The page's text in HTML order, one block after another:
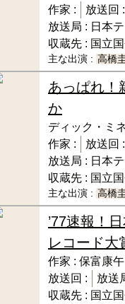
作家 :
放送回 :
放送局 : 日本
収蔵先 : 国立
主な出演 : 高橋
あっぱれ！
か
ディック・ミ
作家 :
放送回 :
放送局 : 日本
収蔵先 : 国立
主な出演 : 高橋
’77速報！
レコード大
作家 : 保富康
放送回 :
放送
収蔵先 : 国立